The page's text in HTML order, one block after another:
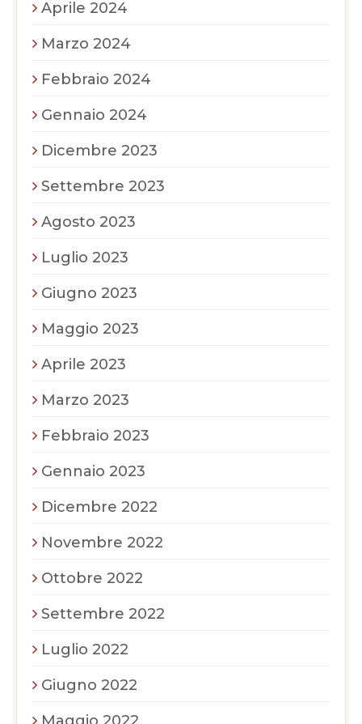
Aprile 2024
Marzo 2024
Febbraio 2024
Gennaio 2024
Dicembre 2023
Settembre 2023
Agosto 2023
Luglio 2023
Giugno 2023
Maggio 2023
Aprile 2023
Marzo 2023
Febbraio 2023
Gennaio 2023
Dicembre 2022
Novembre 2022
Ottobre 2022
Settembre 2022
Luglio 2022
Giugno 2022